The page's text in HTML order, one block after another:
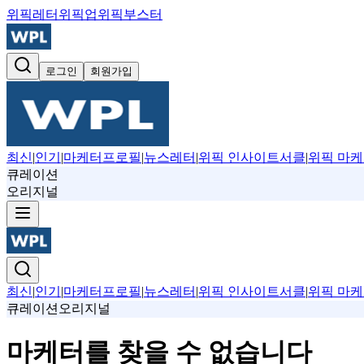
위픽레터 위픽업위픽부스터
로그인 회원가입
최신|인기 |마케터프로필|뉴스레터 |위픽 인사이트서클|위픽 마케
큐레이션
오리지널
최신|인기 |마케터프로필|뉴스레터 |위픽 인사이트서클|위픽 마케
큐레이션 오리지널
마케터를 찾을 수 없습니다